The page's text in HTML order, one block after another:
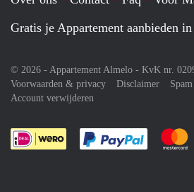
Gratis je Appartement aanbieden
© 2026 - Appartement Almelo - KvK nr.
Voorwaarden & privacy
Disclaimer
Account verwijderen
Je rekent